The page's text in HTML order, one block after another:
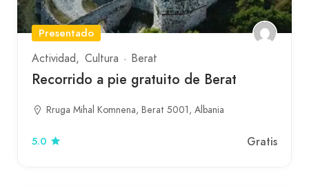
Presentado
Actividad
Cultura Berat
Recorrido a pie gratuito de Berat
Rruga Mihal Komnena, Berat 5001, Albania
5.0 Gratis